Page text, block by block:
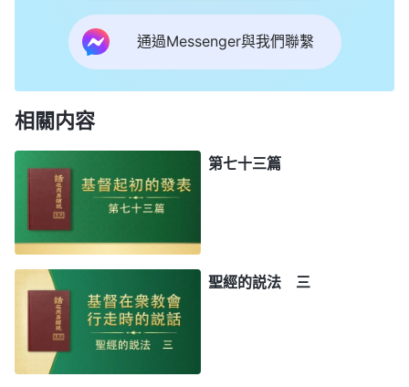
通過Messenger與我們聯繫
相關内容
第七十三篇
聖經的説法 三